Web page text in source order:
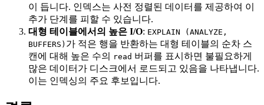
이 듭니다. 인덱스는 사전 정렬된 데이터를 제공하여 이
추가 단계를 피할 수 있습니다.
대형 테이블에서의 높은 I/O: EXPLAIN (ANALYZE,
BUFFERS) 가 적은 행을 반환하는 대형 테이블의 순차 스
캔에 대해 높은 수의
read 버퍼를 표시하면 불필요하게
많은 데이터가 디스크에서 로드되고 있음을 나타냅니다.
이는 인덱싱의 주요 후보입니다.